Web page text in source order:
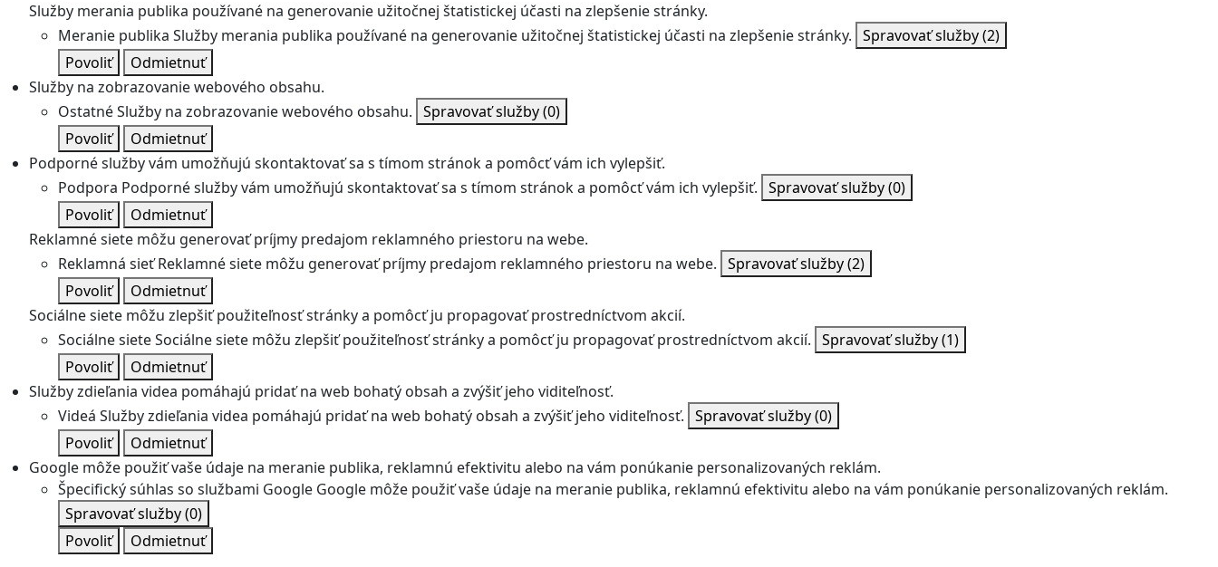
Služby merania publika používané na generovanie užitočnej štatistickej účasti na zlepšenie stránky.
Meranie publika Služby merania publika používané na generovanie užitočnej štatistickej účasti na zlepšenie stránky. Spravovať služby(2)
Povoliť
Odmietnuť
Služby na zobrazovanie webového obsahu.
OstatnéSlužby na zobrazovanie webového obsahu. Spravovať služby(0)
Povoliť
Odmietnuť
Podporné služby vám umožňujú skontaktovať sa s tímom stránok a pomôcť vám ich vylepšiť.
Podpora Podporné služby vám umožňujú skontaktovať sa s tímom stránok a pomôcť vám ich vylepšiť. Spravovať služby(0)
Povoliť
Odmietnuť
Reklamné siete môžu generovať príjmy predajom reklamného priestoru na webe.
Reklamná sieť Reklamné siete môžu generovať príjmy predajom reklamného priestoru na webe. Spravovať služby(2)
Povoliť
Odmietnuť
Sociálne siete môžu zlepšiť použiteľnosť stránky a pomôcť ju propagovať prostredníctvom akcií.
Sociálne sieteSociálne siete môžu zlepšiť použiteľnosť stránky a pomôcť ju propagovať prostredníctvom akcií. Spravovať služby(1)
Povoliť
Odmietnuť
Služby zdieľania videa pomáhajú pridať na web bohatý obsah a zvýšiť jeho viditeľnosť.
Videá Služby zdieľania videa pomáhajú pridať na web bohatý obsah a zvýšiť jeho viditeľnosť. Spravovať služby(0)
Povoliť
Odmietnuť
Google môže použiť vaše údaje na meranie publika, reklamnú efektivitu alebo na vám ponúkanie personalizovaných reklám.
Špecifický súhlas so službami Google Google môže použiť vaše údaje na meranie publika, reklamnú efektivitu alebo na vám ponúkanie personalizovaných reklám.
Spravovať služby(0)
Povoliť
Odmietnuť